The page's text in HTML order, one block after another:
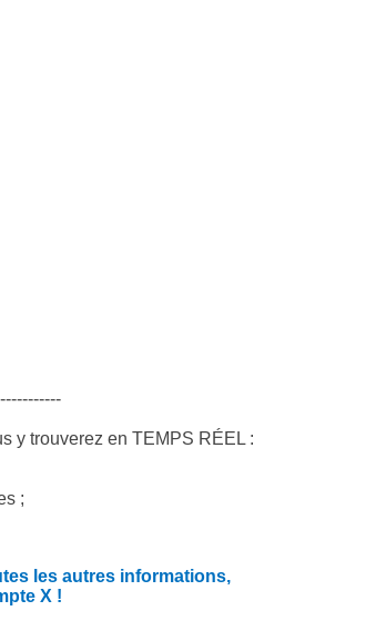
y trouverez en TEMPS RÉEL :
;
les autres informations,
X !